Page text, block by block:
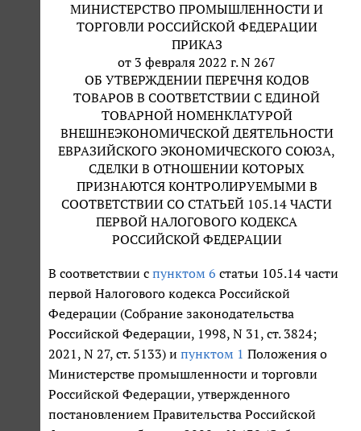
МИНИСТЕРСТВО ПРОМЫШЛЕННОСТИ И
ТОРГОВЛИ РОССИЙСКОЙ ФЕДЕРАЦИИ
ПРИКАЗ
от 3 февраля 2022 г. N 267
ОБ УТВЕРЖДЕНИИ ПЕРЕЧНЯ КОДОВ
ТОВАРОВ В СООТВЕТСТВИИ С ЕДИНОЙ
ТОВАРНОЙ НОМЕНКЛАТУРОЙ
ВНЕШНЕЭКОНОМИЧЕСКОЙ ДЕЯТЕЛЬНОСТИ
ЕВРАЗИЙСКОГО ЭКОНОМИЧЕСКОГО СОЮЗА,
СДЕЛКИ В ОТНОШЕНИИ КОТОРЫХ
ПРИЗНАЮТСЯ КОНТРОЛИРУЕМЫМИ В
СООТВЕТСТВИИ СО СТАТЬЕЙ 105.14 ЧАСТИ
ПЕРВОЙ НАЛОГОВОГО КОДЕКСА
РОССИЙСКОЙ ФЕДЕРАЦИИ
В соответствии с пунктом 6 статьи 105.14 части
первой Налогового кодекса Российской
Федерации (Собрание законодательства
Российской Федерации, 1998, N 31, ст. 3824;
2021, N 27, ст. 5133) и пунктом 1 Положения о
Министерстве промышленности и торговли
Российской Федерации, утвержденного
постановлением Правительства Российской